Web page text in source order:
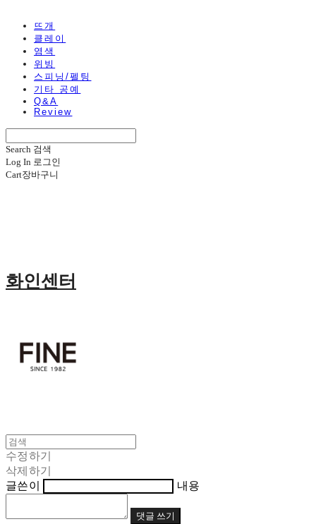
뜨개
클레이
염색
위빙
스피닝/펠팅
기타 공예
Q&A
Review
Search 검색
Log In 로그인
Cart장바구니
화인센터
수정하기
삭제하기
글쓴이
내용
댓글 쓰기